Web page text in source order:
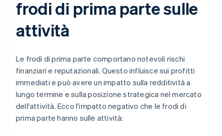
frodi di prima parte sulle
attività
Le frodi di prima parte comportano notevoli rischi
finanziari e reputazionali. Questo influisce sui profitti
immediati e può avere un impatto sulla redditività a
lungo termine e sulla posizione strategica nel mercato
dell'attività. Ecco l'impatto negativo che le frodi di
prima parte hanno sulle attività: